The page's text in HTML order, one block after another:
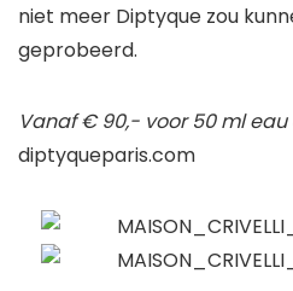
niet meer Diptyque zou
geprobeerd.
Vanaf € 90,- voor 50 ml
diptyqueparis.com